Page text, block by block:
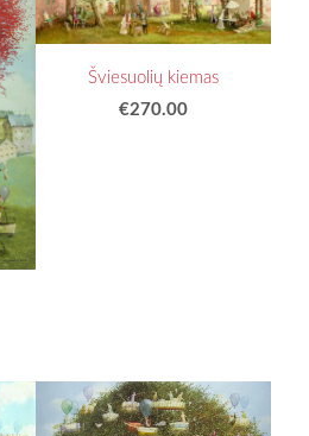
Šviesuolių kiemas
€270.00